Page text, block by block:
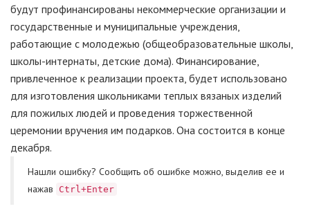
будут профинансированы некоммерческие организации и
государственные и муниципальные учреждения,
работающие с молодежью (общеобразовательные школы,
школы-интернаты, детские дома). Финансирование,
привлеченное к реализации проекта, будет использовано
для изготовления школьниками теплых вязаных изделий
для пожилых людей и проведения торжественной
церемонии вручения им подарков. Она состоится в конце
декабря.
Нашли ошибку? Cообщить об ошибке можно, выделив ее и
нажав
Ctrl+Enter